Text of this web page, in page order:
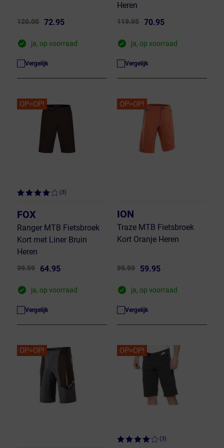
120.00 72.95
ja, op voorraad
Vergelijk
Heren
119.95 70.95
ja, op voorraad
Vergelijk
OP=OP!
(3)
FOX
Ranger MTB Fietsbroek
Kort met Liner Bruin
Heren
99.99 64.95
ja, op voorraad
Vergelijk
OP=OP!
ION
Traze MTB Fietsbroek
Kort Oranje Heren
99.99 59.95
ja, op voorraad
Vergelijk
OP=OP! OP=OP!
(3)